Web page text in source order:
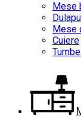
Mese
Mese
Cuiere